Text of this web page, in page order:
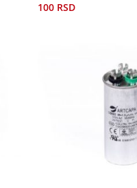
100 RSD